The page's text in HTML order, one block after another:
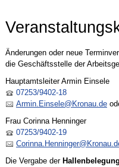
Änderungen oder neue
die Geschäftsstelle der
Hauptamtsleiter Armin Einsele
07253/9402-18
Armin.Einsele@Kronau.de
Frau Corinna Henninger
07253/9402-19
Die Vergabe der